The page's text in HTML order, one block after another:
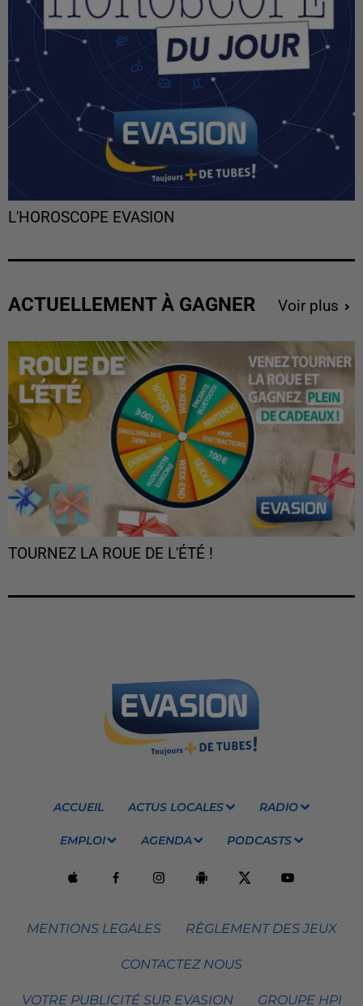
L'HOROSCOPE EVASION
ACTUELLEMENT À GAGNER Voir plus
TOURNEZ LA ROUE DE L'ÉTÉ !
ACCUEIL ACTUS LOCALES RADIO
EMPLOI AGENDA PODCASTS
MENTIONS LEGALES RÈGLEMENT DES JEUX
CONTACTEZ NOUS
VOTRE PUBLICITÉ SUR EVASION GROUPE HPI